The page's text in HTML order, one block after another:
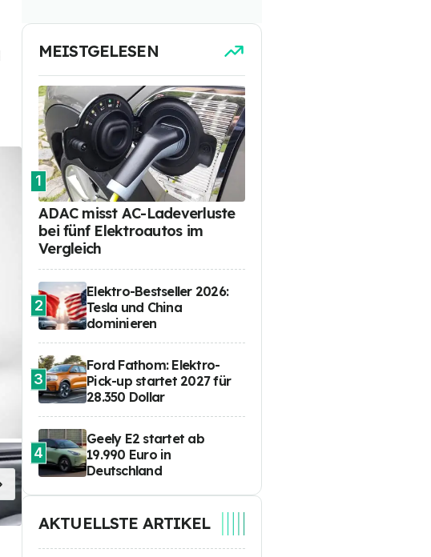
MEISTGELESEN
1
ADAC misst AC-Ladeverluste
bei fünf Elektroautos im
Vergleich
2
Elektro-Bestseller 2026:
Tesla und China
dominieren
3
Ford Fathom: Elektro-
Pick-up startet 2027 für
28.350 Dollar
4
Geely E2 startet ab
19.990 Euro in
Deutschland
AKTUELLSTE ARTIKEL